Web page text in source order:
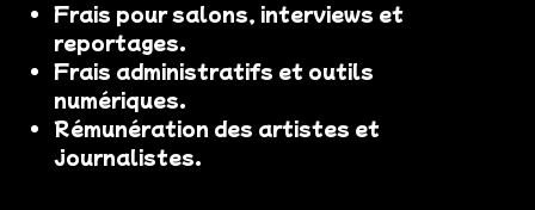
Frais pour salons, interviews et
reportages.
Frais administratifs et outils
numériques.
Rémunération des artistes et
journalistes.